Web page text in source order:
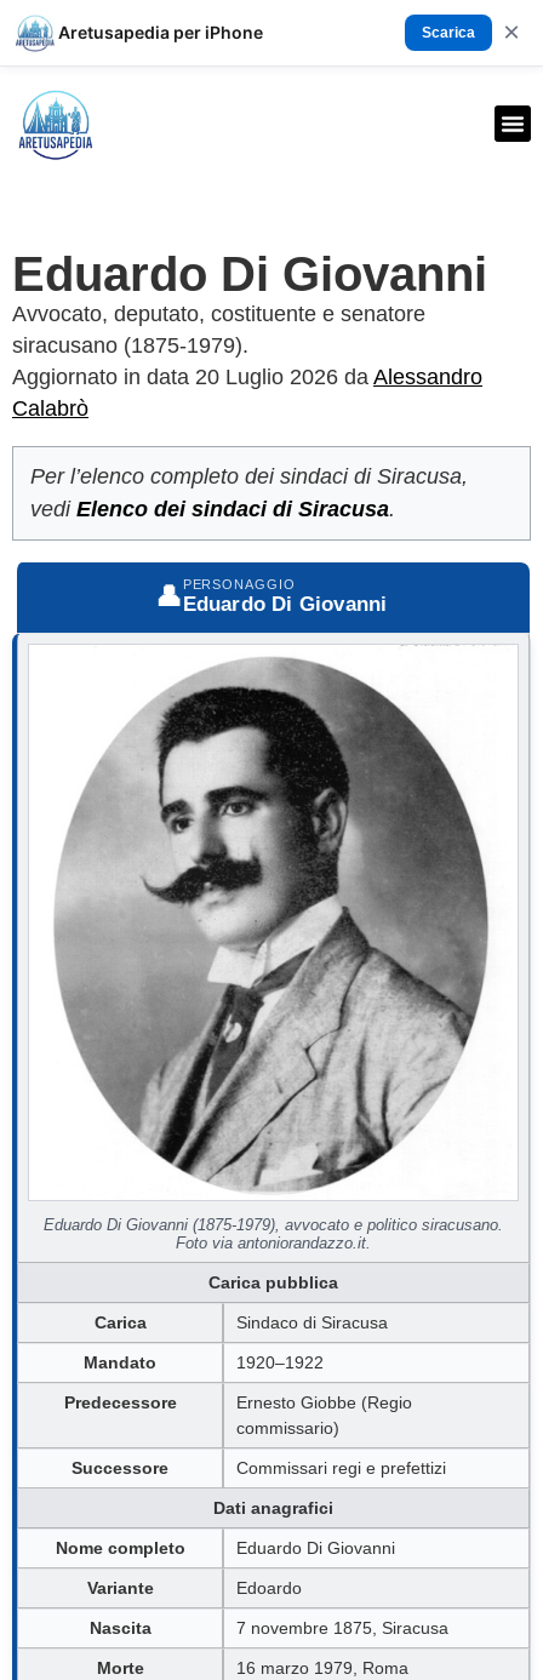
Aretusapedia per iPhone Scarica ×
Eduardo Di Giovanni
Avvocato, deputato, costituente e senatore
siracusano (1875-1979).
Aggiornato in data 20 Luglio 2026 da Alessandro
Calabrò
Per l’elenco completo dei sindaci di Siracusa,
vediElenco dei sindaci di Siracusa.
👤 PERSONAGGIO
Eduardo Di Giovanni
Eduardo Di Giovanni (1875-1979), avvocato e politico siracusano.
Foto via antoniorandazzo.it.
Carica pubblica
Carica Sindaco di Siracusa
Mandato 1920–1922
Predecessore
Ernesto Giobbe (Regio
commissario)
Successore Commissari regi e prefettizi
Dati anagrafici
Nome completo Eduardo Di Giovanni
Variante Edoardo
Nascita 7 novembre 1875, Siracusa
Morte 16 marzo 1979, Roma